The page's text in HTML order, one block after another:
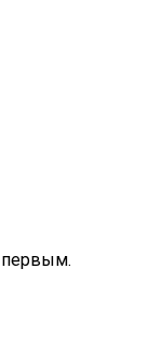
первым.